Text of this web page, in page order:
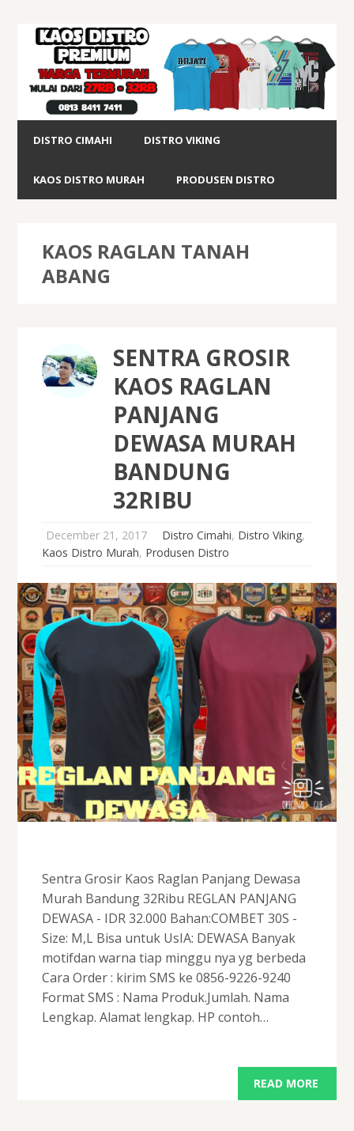
DISTRO CIMAHI DISTRO VIKING
KAOS DISTRO MURAH PRODUSEN DISTRO
KAOS RAGLAN TANAH
ABANG
SENTRA GROSIR
KAOS RAGLAN
PANJANG
DEWASA MURAH
BANDUNG
32RIBU
December 21, 2017 Distro Cimahi, Distro Viking,
Kaos Distro Murah, Produsen Distro
Sentra Grosir Kaos Raglan Panjang Dewasa
Murah Bandung 32Ribu REGLAN PANJANG
DEWASA - IDR 32.000 Bahan:COMBET 30S -
Size: M,L Bisa untuk UsIA: DEWASA Banyak
motifdan warna tiap minggu nya yg berbeda
Cara Order : kirim SMS ke 0856-9226-9240
Format SMS : Nama Produk.Jumlah. Nama
Lengkap. Alamat lengkap. HP contoh…
READ MORE